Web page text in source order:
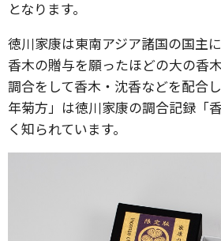
となります。
徳川家康は東南アジア諸国の国主
香木の贈与を願ったほどの大の香
調合をして香木・沈香などを配合
年菊方」は徳川家康の調合記録「
く知られています。